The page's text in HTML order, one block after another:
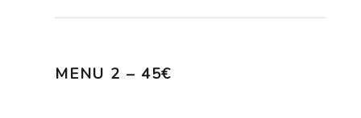
MENU 2 – 45€